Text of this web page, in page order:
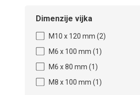
Dimenzije vijka
M10 x 120 mm (2)
M6 x 100 mm (1)
M6 x 80 mm (1)
M8 x 100 mm (1)